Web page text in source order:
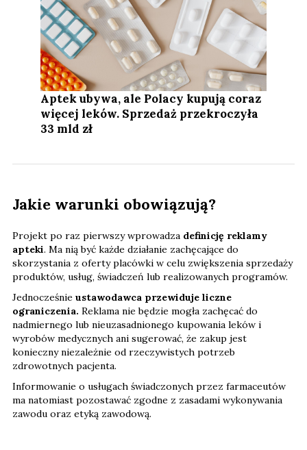
Aptek ubywa, ale Polacy kupują coraz
więcej leków. Sprzedaż przekroczyła
33 mld zł
Jakie warunki obowiązują?
Projekt po raz pierwszy wprowadza definicję reklamy
apteki. Ma nią być każde działanie zachęcające do
skorzystania z oferty placówki w celu zwiększenia sprzedaży
produktów, usług, świadczeń lub realizowanych programów.
Jednocześnie ustawodawca przewiduje liczne
ograniczenia. Reklama nie będzie mogła zachęcać do
nadmiernego lub nieuzasadnionego kupowania leków i
wyrobów medycznych ani sugerować, że zakup jest
konieczny niezależnie od rzeczywistych potrzeb
zdrowotnych pacjenta.
Informowanie o usługach świadczonych przez farmaceutów
ma natomiast pozostawać zgodne z zasadami wykonywania
zawodu oraz etyką zawodową.